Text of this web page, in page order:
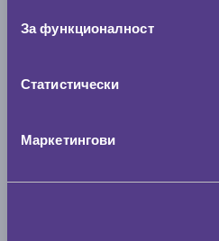
За функционалност
Статистически
Маркетингови